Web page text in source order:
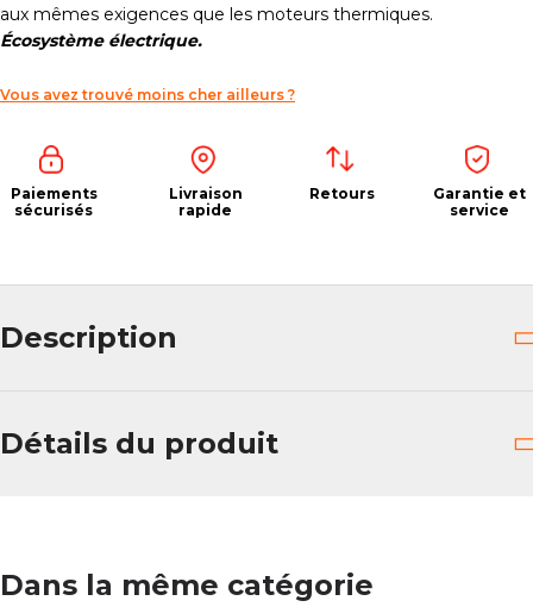
aux mêmes exigences que les moteurs thermiques.
Écosystème électrique.
Vous avez trouvé moins cher ailleurs ?
Paiements
sécurisés
Livraison
rapide
Retours
Garantie et
service
Description
Détails du produit
Dans la même catégorie